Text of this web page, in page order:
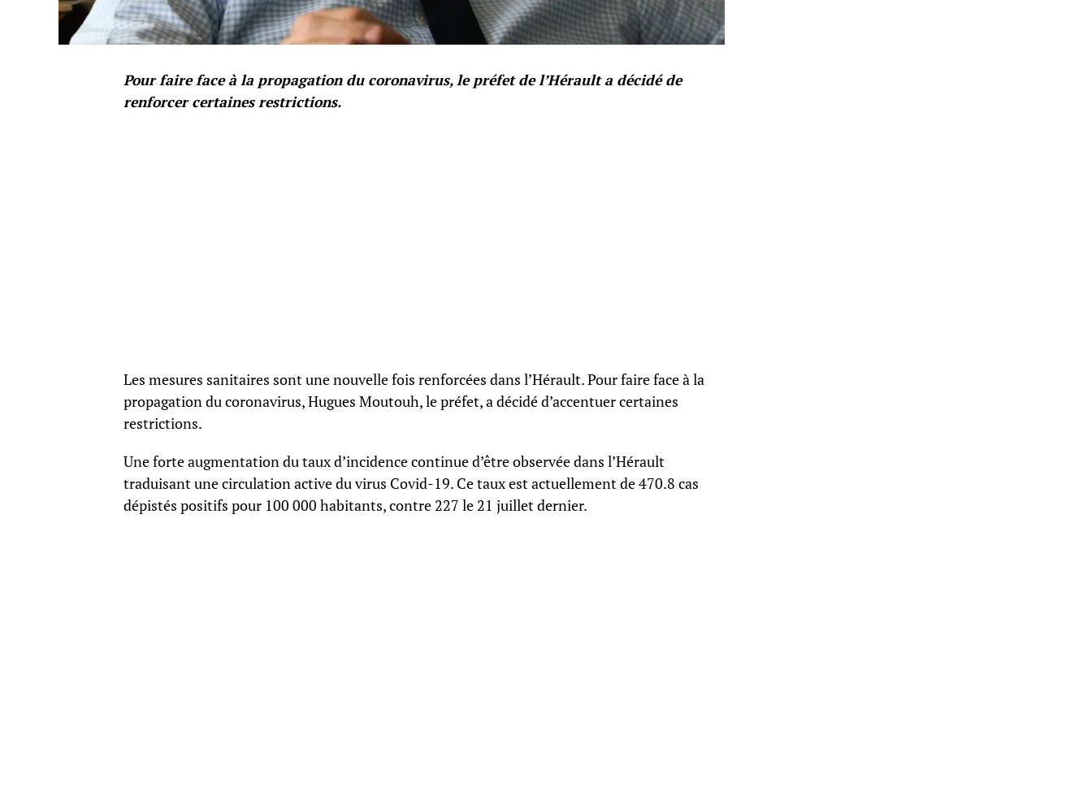
Pour faire face à la propagation du coronavirus, le préfet de l’Hérault a décidé de
renforcer certaines restrictions.
Les mesures sanitaires sont une nouvelle fois renforcées dans l’Hérault. Pour faire face à la
propagation du coronavirus, Hugues Moutouh, le préfet, a décidé d’accentuer certaines
restrictions.
Une forte augmentation du taux d’incidence continue d’être observée dans l’Hérault
traduisant une circulation active du virus Covid-19. Ce taux est actuellement de 470.8 cas
dépistés positifs pour 100 000 habitants, contre 227 le 21 juillet dernier.